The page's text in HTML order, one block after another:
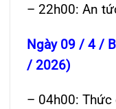
– 22h00: An
Ngày 09 / 4 /
/ 2026)
– 04h00: Thức